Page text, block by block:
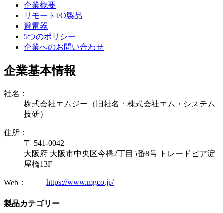
企業概要
リモートI/O製品
避雷器
5つのポリシー
企業へのお問い合わせ
企業基本情報
社名：
株式会社エムジー（旧社名：株式会社エム・システム
技研）
住所：
〒 541-0042
大阪府 大阪市中央区今橋2丁目5番8号 トレードピア淀
屋橋13F
Web： https://www.mgco.jp/
製品カテゴリー